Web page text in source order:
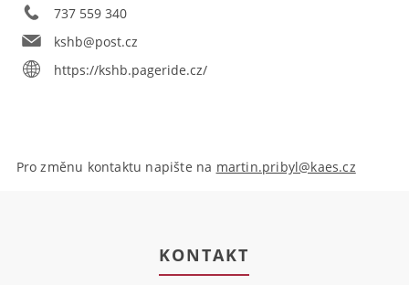
737 559 340
kshb@post.cz
https://kshb.pageride.cz/
Pro změnu kontaktu napište na martin.pribyl@kaes.cz
KONTAKT